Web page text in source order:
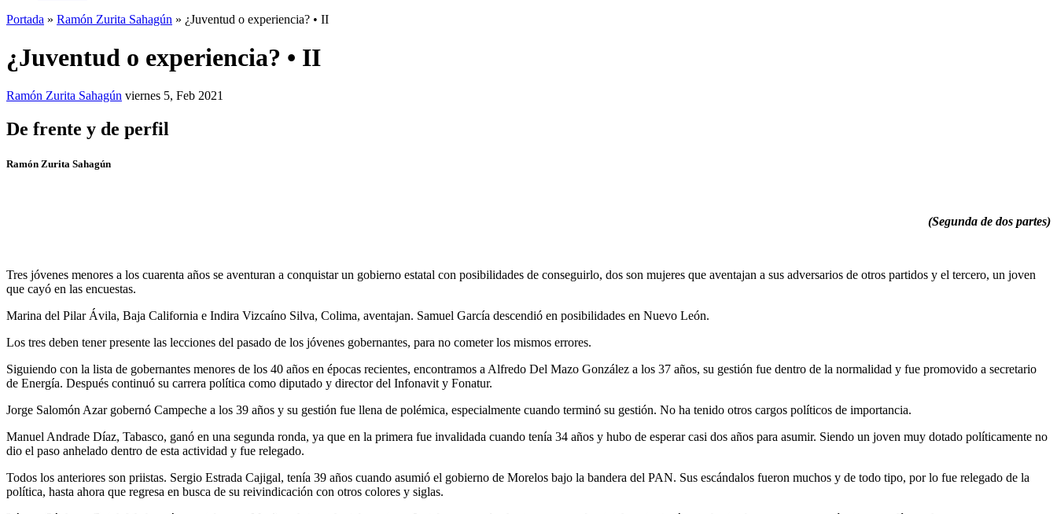
Portada » Ramón Zurita Sahagún » ¿Juventud o experiencia? • II
¿Juventud o experiencia? • II
Ramón Zurita Sahagún viernes 5, Feb 2021
De frente y de perfil
Ramón Zurita Sahagún
(Segunda de dos partes)
Tres jóvenes menores a los cuarenta años se aventuran a conquistar un gobierno estatal con posibilidades de conseguirlo, dos son mujeres que aventajan a sus adversarios de otros partidos y el tercero, un joven
que cayó en las encuestas.
Marina del Pilar Ávila, Baja California e Indira Vizcaíno Silva, Colima, aventajan. Samuel García descendió en posibilidades en Nuevo León.
Los tres deben tener presente las lecciones del pasado de los jóvenes gobernantes, para no cometer los mismos errores.
Siguiendo con la lista de gobernantes menores de los 40 años en épocas recientes, encontramos a Alfredo Del Mazo González a los 37 años, su gestión fue dentro de la normalidad y fue promovido a secretario
de Energía. Después continuó su carrera política como diputado y director del Infonavit y Fonatur.
Jorge Salomón Azar gobernó Campeche a los 39 años y su gestión fue llena de polémica, especialmente cuando terminó su gestión. No ha tenido otros cargos políticos de importancia.
Manuel Andrade Díaz, Tabasco, ganó en una segunda ronda, ya que en la primera fue invalidada cuando tenía 34 años y hubo de esperar casi dos años para asumir. Siendo un joven muy dotado políticamente no
dio el paso anhelado dentro de esta actividad y fue relegado.
Todos los anteriores son priistas. Sergio Estrada Cajigal, tenía 39 años cuando asumió el gobierno de Morelos bajo la bandera del PAN. Sus escándalos fueron muchos y de todo tipo, por lo fue relegado de la
política, hasta ahora que regresa en busca de su reivindicación con otros colores y siglas.